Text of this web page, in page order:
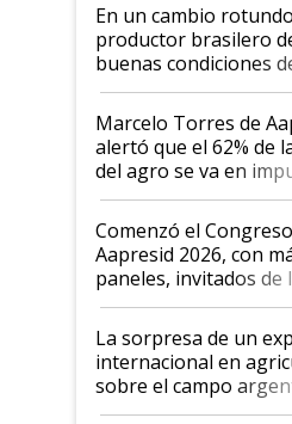
En un cambio
productor brasilero
buenas condiciones
argentino para
más motivados"
Marcelo Torres de
alertó que el 62% de
del agro se va en
"No es bueno que en
Argentina se sigan
las mismas cosas de
años"
Comenzó el Congreso
Aapresid 2026, con
paneles, invitados de
todas las tendencias
La sorpresa de un
internacional en
sobre el campo
"Estoy muy